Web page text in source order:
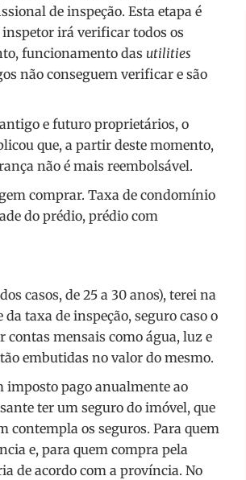
de inspeção. Esta etapa é
irá verificar todos os
funcionamento das utilities
não conseguem verificar e são
e futuro proprietários, o
que, a partir deste momento,
não é mais reembolsável.
comprar. Taxa de condomínio
do prédio, prédio com
casos, de 25 a 30 anos), terei na
taxa de inspeção, seguro caso o
contas mensais como água, luz e
embutidas no valor do mesmo.
imposto pago anualmente ao
ter um seguro do imóvel, que
contempla os seguros. Para quem
e, para quem compra pela
de acordo com a província. No